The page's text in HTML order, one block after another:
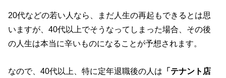
20代などの若い人なら、まだ人生の再起もできるとは思
いますが、40代以上でそうなってしまった場合、その後
の人生は本当に辛いものになることが予想されます。
なので、40代以上、特に定年退職後の人は 「テナント店